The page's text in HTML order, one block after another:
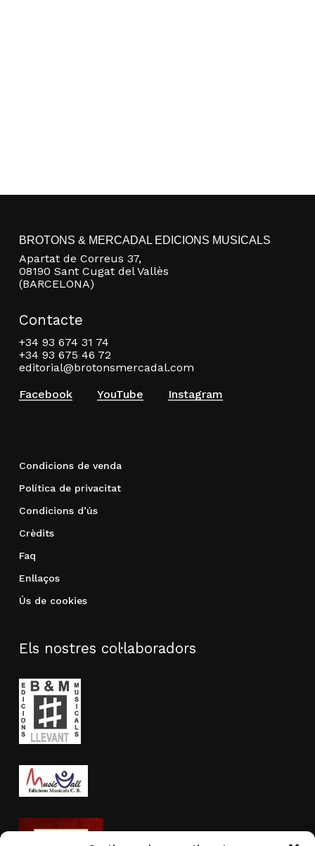
BROTONS & MERCADAL EDICIONS MUSICALS
Apartat de Correus 37,
08190 Sant Cugat del Vallès
(BARCELONA)
Contacte
+34 93 674 31 74
+34 93 675 46 72
editorial@brotonsmercadal.com
Facebook
YouTube Instagram
Condicions de venda
Política de privacitat
Condicions d’ús
Crèdits
Faq
Enllaços
Ús de cookies
Els nostres col·laboradors